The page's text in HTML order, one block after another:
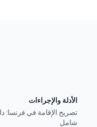
الأدلة والإجراءات
تصريح الإقامة في فرنسا:
شامل